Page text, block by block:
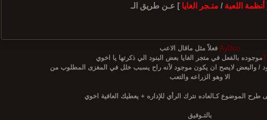
عـن طريق الـ [ / أنظمة اللعبة
فعلاً مثل ماقال الاعب AyDon
موجوده بالفعل في متجر الغايا
الا وهو الزراعه والتعب
كـالعاده نترك الرأي للإداره + يعطيك العافية اخوي طرح الموضوع
بالتـوفيق